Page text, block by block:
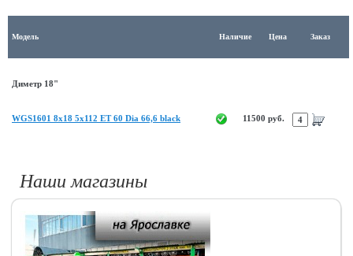
Модель Наличие Цена Заказ
Диметр 18"
WGS1601 8x18 5x112 ET 60 Dia 66,6 black 11500 руб.
Наши магазины